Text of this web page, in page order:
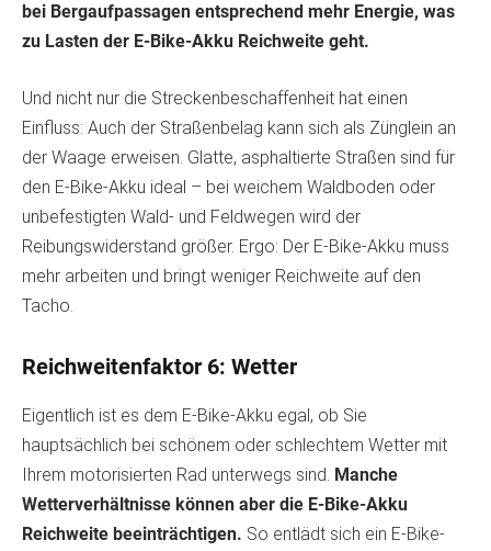
bei Bergaufpassagen entsprechend mehr Energie, was
zu Lasten der E-Bike-Akku Reichweite geht.
Und nicht nur die Streckenbeschaffenheit hat einen
Einfluss: Auch der Straßenbelag kann sich als Zünglein an
der Waage erweisen. Glatte, asphaltierte Straßen sind für
den E-Bike-Akku ideal – bei weichem Waldboden oder
unbefestigten Wald- und Feldwegen wird der
Reibungswiderstand größer. Ergo: Der E-Bike-Akku muss
mehr arbeiten und bringt weniger Reichweite auf den
Tacho.
Reichweitenfaktor 6: Wetter
Eigentlich ist es dem E-Bike-Akku egal, ob Sie
hauptsächlich bei schönem oder schlechtem Wetter mit
Ihrem motorisierten Rad unterwegs sind. Manche
Wetterverhältnisse können aber die E-Bike-Akku
Reichweite beeinträchtigen. So entlädt sich ein E-Bike-